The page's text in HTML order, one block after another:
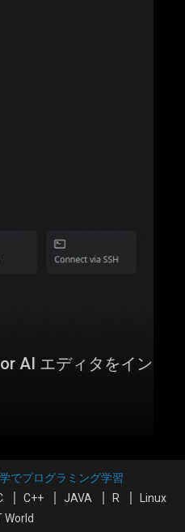
4.0 x4 (最大転送速度 7,450MB/
V9P1T0B-IT/EC 国内正規保
AI エディタをイン
でプログラミング学習
C++ JAVA R
Linux
World